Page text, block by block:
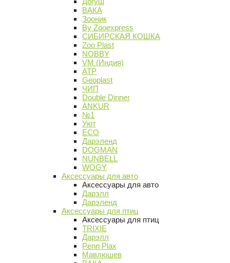
ВАКА
Зооник
By Zooexpress
СИБИРСКАЯ КОШКА
Zoo Plast
NOBBY
VM (Индия)
АТР
Geoplast
ЧИП
Double Dinner
ANKUR
№1
Уют
ECO
Дарэленд
DOGMAN
NUNBELL
WOGY
Аксессуары для авто
Аксессуары для авто
Дарэлл
Дарэленд
Аксессуары для птиц
Аксессуары для птиц
TRIXIE
Дарэлл
Penn Plax
Мавлюшев